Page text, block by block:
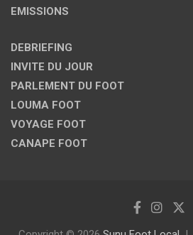
EMISSIONS
DEBRIEFING
INVITE DU JOUR
PARLEMENT DU FOOT
LOUMA FOOT
VOYAGE FOOT
CANAPE FOOT